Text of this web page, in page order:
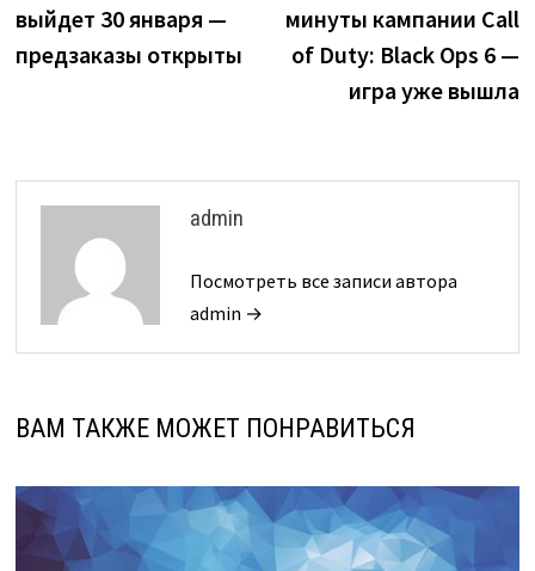
записям
выйдет 30 января —
предзаказы открыты
минуты кампании Call
of Duty: Black Ops 6 —
игра уже вышла
admin
Посмотреть все записи автора
admin →
ВАМ ТАКЖЕ МОЖЕТ ПОНРАВИТЬСЯ